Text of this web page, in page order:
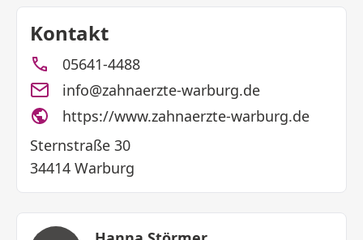
Kontakt
05641-4488
info@zahnaerzte-warburg.de
https://www.zahnaerzte-warburg.de
Sternstraße 30
34414 Warburg